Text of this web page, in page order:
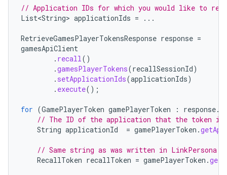
// Application IDs for which you would like to
List<String> applicationIds = ...
RetrieveGamesPlayerTokensResponse response =
gamesApiClient
. recall()
.gamesPlayerTokens(recallSessionId)
. setApplicationIds(applicationIds)
. execute();
for (GamePlayerToken gamePlayerToken : response.
// The ID of the application that the token is
String applicationId = gamePlayerToken .
// Same string as was written in LinkPersona
RecallToken recallToken = gamePlayerToken .